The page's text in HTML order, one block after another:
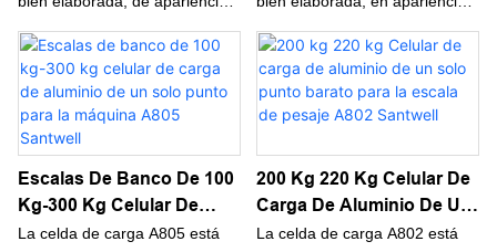
A642 Santwell
excelente y una excelente
calidad. Una vez que están en
el mercado, la mayoría de los
clientes los han amado y
buscado rápidamente.
Punto De Carga A642R
Santwell
excelente y una excelente
calidad. Una vez que están en
el mercado, la mayoría de los
clientes los han amado y
Escalas De Banco De 100
Kg-300 Kg Celular De
Carga De Aluminio De Un
La celda de carga A805 está
200 Kg 220 Kg Celular De
Carga De Aluminio De Un
Solo Punto Barato Para
La celda de carga A802 está